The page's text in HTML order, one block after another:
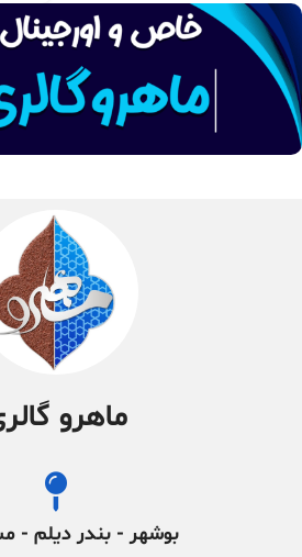
ماهرو
بوشهر - بندر دیلم -